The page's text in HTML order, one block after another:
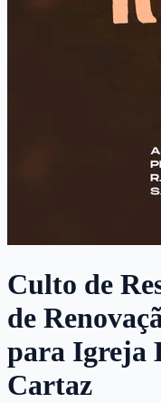
Culto de
de
para Igreja
Cartaz